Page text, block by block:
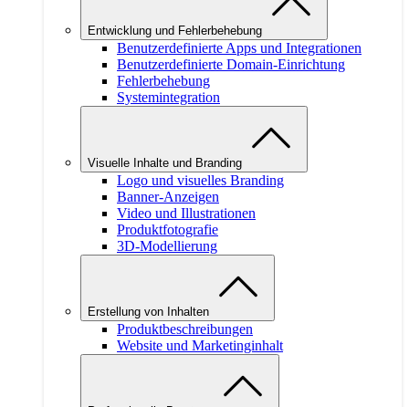
Entwicklung und Fehlerbehebung
Benutzerdefinierte Apps und Integrationen
Benutzerdefinierte Domain-Einrichtung
Fehlerbehebung
Systemintegration
Visuelle Inhalte und Branding
Logo und visuelles Branding
Banner-Anzeigen
Video und Illustrationen
Produktfotografie
3D-Modellierung
Erstellung von Inhalten
Produktbeschreibungen
Website und Marketinginhalt